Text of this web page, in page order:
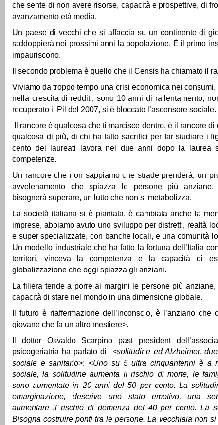
che sente di non avere risorse, capacità e prospettive, di
avanzamento età media.
Un paese di vecchi che si affaccia su un continente di
raddoppierà nei prossimi anni la popolazione. È il primo
impauriscono.
Il secondo problema è quello che il Censis ha chiamato il
Viviamo da troppo tempo una crisi economica nei
nella crescita di redditi, sono 10 anni di rallentamento,
recuperato il Pil del 2007, si è bloccato l’ascensore sociale.
Il rancore è qualcosa che ti marcisce dentro, è il rancore di
qualcosa di più, di chi ha fatto sacrifici per far studiare i
cento dei laureati lavora nei due anni dopo la laurea
competenze.
Un rancore che non sappiamo che strade prenderà, un
avvelenamento che spiazza le persone più
bisognerà superare, un lutto che non si metabolizza.
La società italiana si è piantata, è cambiata anche la
imprese, abbiamo avuto uno sviluppo per distretti, realtà
e super specializzate, con banche locali, e una comunità
Un modello industriale che ha fatto la fortuna dell’Italia
territori, vinceva la competenza e la capacità di
globalizzazione che oggi spiazza gli anziani.
La filiera tende a porre ai margini le persone più
capacità di stare nel mondo in una dimensione globale.
Il futuro è riaffermazione dell’inconscio, è l’anziano che
giovane che fa un altro mestiere>.
Il dottor Osvaldo Scarpino past president
psicogeriatria ha parlato di <solitudine ed Alzheimer,
sociale e sanitario>: <Uno su 5 ultra cinquantenni è a
sociale, la solitudine aumenta il rischio di morte, le
sono aumentate in 20 anni del 50 per cento. La
emarginazione, descrive uno stato emotivo, una
aumentare il rischio di demenza del 40 per cento. La
Bisogna costruire ponti tra le persone. La vecchiaia non